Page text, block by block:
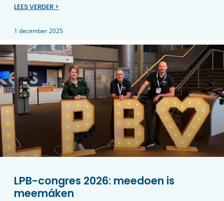
LEES VERDER >
1 december 2025
LPB-congres 2026: meedoen is
meemáken